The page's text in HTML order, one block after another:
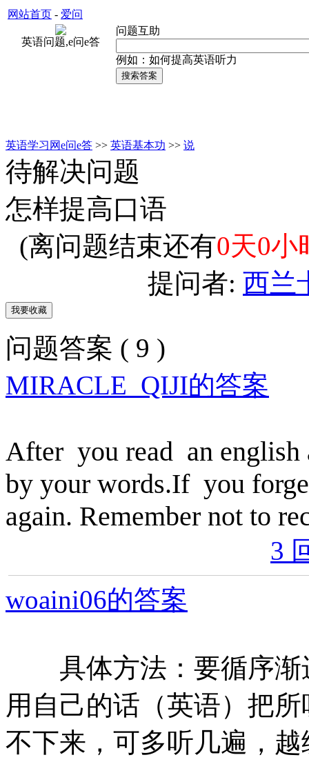
网站首页 - 爱问
英语问题,e问e答
问题互助
例如：如何提高英语听力
英语学习网e问e答 >> 英语基本功 >> 说
待解决问题
怎样提高口语
(离问题结束还有0天0小
提问者: 西兰
问题答案 ( 9 )
MIRACLE_QIJI的答案
After you read an english
by your words.If you
again. Remember not to
3
woaini06的答案
具体方法：要循序渐
用自己的话（英语）把
不下来，可多听几遍，